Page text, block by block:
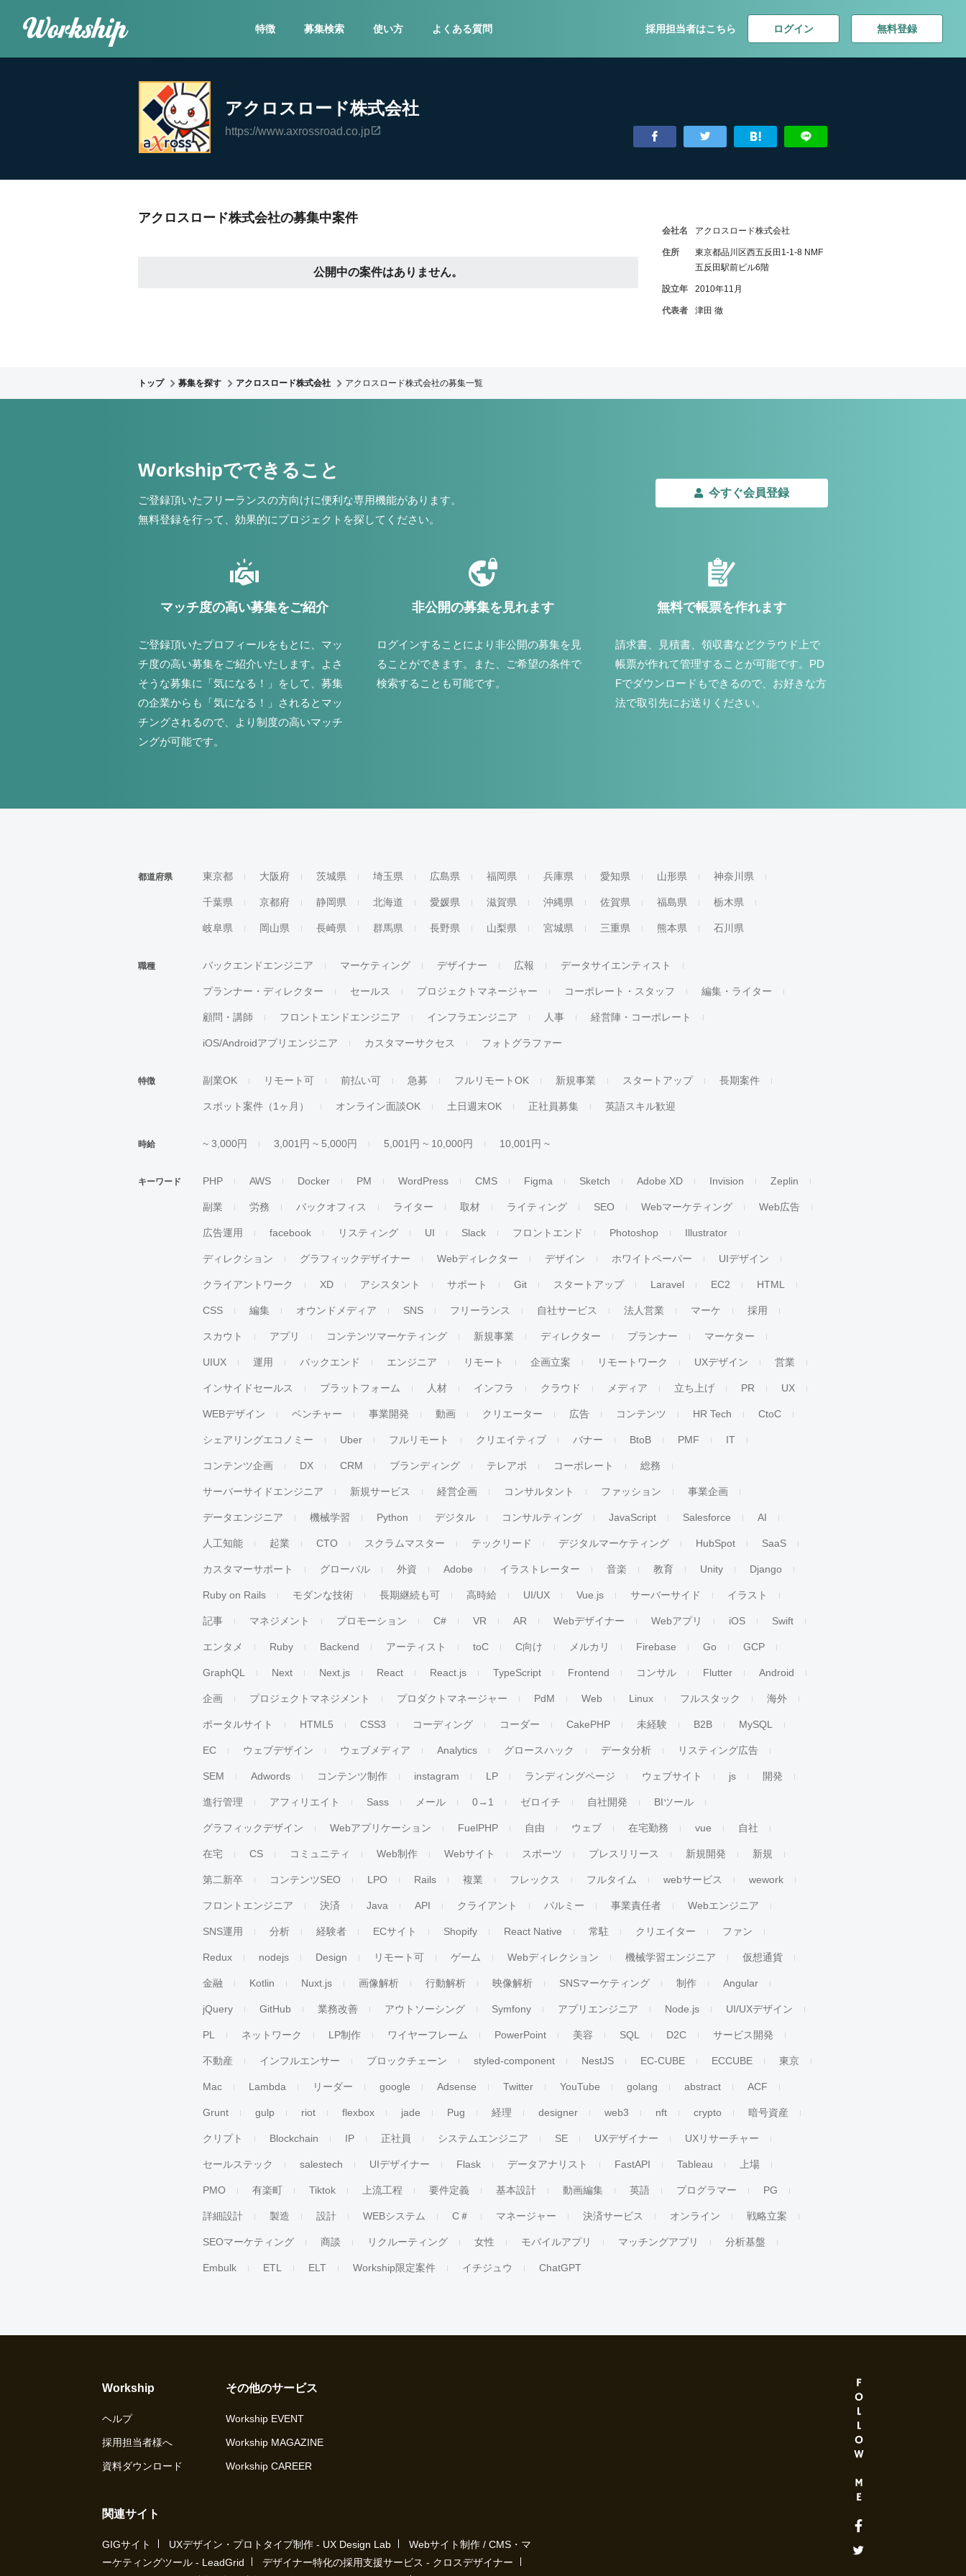
特徴 募集検索 使い方 よくある質問 採用担当者はこちら ログイン 無料登録
アクロスロード株式会社
https://www.axrossroad.co.jp
アクロスロード株式会社の募集中案件
公開中の案件はありません。
会社名 アクロスロード株式会社
住所
東京都品川区西五反田1-1-8 NMF
五反田駅前ビル6階
設立年 2010年11月
代表者 津田 徹
トップ 募集を探す アクロスロード株式会社 アクロスロード株式会社の募集一覧
Workshipでできること
ご登録頂いたフリーランスの方向けに便利な専用機能があります。
無料登録を行って、効果的にプロジェクトを探してください。
今すぐ会員登録
マッチ度の高い募集をご紹介
ご登録頂いたプロフィールをもとに、マッ
チ度の高い募集をご紹介いたします。よさ
そうな募集に「気になる！」をして、募集
の企業からも「気になる！」されるとマッ
チングされるので、より制度の高いマッチ
ングが可能です。
非公開の募集を見れます
ログインすることにより非公開の募集を見
ることができます。また、ご希望の条件で
検索することも可能です。
無料で帳票を作れます
請求書、見積書、領収書などクラウド上で
帳票が作れて管理することが可能です。PD
Fでダウンロードもできるので、お好きな方
法で取引先にお送りください。
都道府県 東京都 大阪府 茨城県 埼玉県 広島県 福岡県 兵庫県 愛知県 山形県 神奈川県
千葉県 京都府 静岡県 北海道 愛媛県 滋賀県 沖縄県 佐賀県 福島県 栃木県
岐阜県 岡山県 長崎県 群馬県 長野県 山梨県 宮城県 三重県 熊本県 石川県
職種 バックエンドエンジニア マーケティング デザイナー 広報 データサイエンティスト
プランナー・ディレクター セールス プロジェクトマネージャー コーポレート・スタッフ 編集・ライター
顧問・講師 フロントエンドエンジニア インフラエンジニア 人事 経営陣・コーポレート
iOS/Androidアプリエンジニア カスタマーサクセス フォトグラファー
特徴 副業OK リモート可 前払い可 急募 フルリモートOK 新規事業 スタートアップ 長期案件
スポット案件（1ヶ月） オンライン面談OK 土日週末OK 正社員募集 英語スキル歓迎
時給 ~ 3,000円 3,001円 ~ 5,000円 5,001円 ~ 10,000円 10,001円 ~
キーワード PHP AWS Docker PM WordPress CMS Figma Sketch Adobe XD Invision Zeplin
副業 労務 バックオフィス ライター 取材 ライティング SEO Webマーケティング Web広告
広告運用 facebook リスティング UI Slack フロントエンド Photoshop Illustrator
ディレクション グラフィックデザイナー Webディレクター デザイン ホワイトペーパー UIデザイン
クライアントワーク XD アシスタント サポート Git スタートアップ Laravel EC2 HTML
CSS 編集 オウンドメディア SNS フリーランス 自社サービス 法人営業 マーケ 採用
スカウト アプリ コンテンツマーケティング 新規事業 ディレクター プランナー マーケター
UIUX 運用 バックエンド エンジニア リモート 企画立案 リモートワーク UXデザイン 営業
インサイドセールス プラットフォーム 人材 インフラ クラウド メディア 立ち上げ PR UX
WEBデザイン ベンチャー 事業開発 動画 クリエーター 広告 コンテンツ HR Tech CtoC
シェアリングエコノミー Uber フルリモート クリエイティブ バナー BtoB PMF IT
コンテンツ企画 DX CRM ブランディング テレアポ コーポレート 総務
サーバーサイドエンジニア 新規サービス 経営企画 コンサルタント ファッション 事業企画
データエンジニア 機械学習 Python デジタル コンサルティング JavaScript Salesforce AI
人工知能 起業 CTO スクラムマスター テックリード デジタルマーケティング HubSpot SaaS
カスタマーサポート グローバル 外資 Adobe イラストレーター 音楽 教育 Unity Django
Ruby on Rails モダンな技術 長期継続も可 高時給 UI/UX Vue.js サーバーサイド イラスト
記事 マネジメント プロモーション C# VR AR Webデザイナー Webアプリ iOS Swift
エンタメ Ruby Backend アーティスト toC C向け メルカリ Firebase Go GCP
GraphQL Next Next.js React React.js TypeScript Frontend コンサル Flutter Android
企画 プロジェクトマネジメント プロダクトマネージャー PdM Web Linux フルスタック 海外
ポータルサイト HTML5 CSS3 コーディング コーダー CakePHP 未経験 B2B MySQL
EC ウェブデザイン ウェブメディア Analytics グロースハック データ分析 リスティング広告
SEM Adwords コンテンツ制作 instagram LP ランディングページ ウェブサイト js 開発
進行管理 アフィリエイト Sass メール 0→1 ゼロイチ 自社開発 BIツール
グラフィックデザイン Webアプリケーション FuelPHP 自由 ウェブ 在宅勤務 vue 自社
在宅 CS コミュニティ Web制作 Webサイト スポーツ プレスリリース 新規開発 新規
第二新卒 コンテンツSEO LPO Rails 複業 フレックス フルタイム webサービス wework
フロントエンジニア 決済 Java API クライアント パルミー 事業責任者 Webエンジニア
SNS運用 分析 経験者 ECサイト Shopify React Native 常駐 クリエイター ファン
Redux nodejs Design リモート可 ゲーム Webディレクション 機械学習エンジニア 仮想通貨
金融 Kotlin Nuxt.js 画像解析 行動解析 映像解析 SNSマーケティング 制作 Angular
jQuery GitHub 業務改善 アウトソーシング Symfony アプリエンジニア Node.js UI/UXデザイン
PL ネットワーク LP制作 ワイヤーフレーム PowerPoint 美容 SQL D2C サービス開発
不動産 インフルエンサー ブロックチェーン styled-component NestJS EC-CUBE ECCUBE 東京
Mac Lambda リーダー google Adsense Twitter YouTube golang abstract ACF
Grunt gulp riot flexbox jade Pug 経理 designer web3 nft crypto 暗号資産
クリプト Blockchain IP 正社員 システムエンジニア SE UXデザイナー UXリサーチャー
セールステック salestech UIデザイナー Flask データアナリスト FastAPI Tableau 上場
PMO 有楽町 Tiktok 上流工程 要件定義 基本設計 動画編集 英語 プログラマー PG
詳細設計 製造 設計 WEBシステム C＃ マネージャー 決済サービス オンライン 戦略立案
SEOマーケティング 商談 リクルーティング 女性 モバイルアプリ マッチングアプリ 分析基盤
Embulk ETL ELT Workship限定案件 イチジュウ ChatGPT
Workship
ヘルプ
採用担当者様へ
資料ダウンロード
その他のサービス
Workship EVENT
Workship MAGAZINE
Workship CAREER
関連サイト
GIGサイト UXデザイン・プロトタイプ制作 - UX Design Lab
Webサイト制作 / CMS・マ
ーケティングツール - LeadGrid
デザイナー特化の採用支援サービス - クロスデザイナー